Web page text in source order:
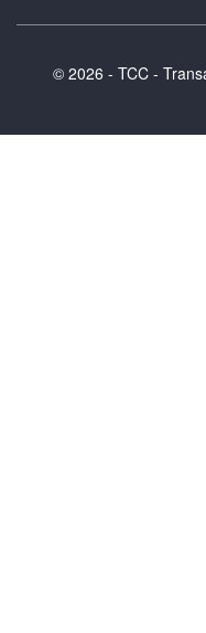
© 2026 - TCC -
TCC -